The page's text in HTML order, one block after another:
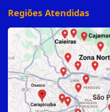
Regiões Atendidas